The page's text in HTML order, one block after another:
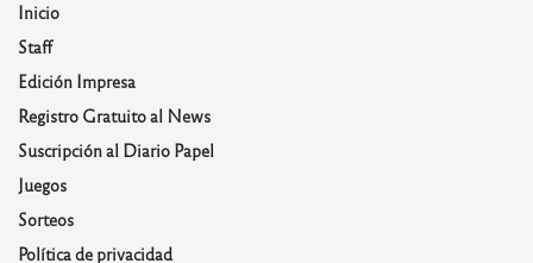
Inicio
Staff
Edición Impresa
Registro Gratuito al News
Suscripción al Diario Papel
Juegos
Sorteos
Política de privacidad